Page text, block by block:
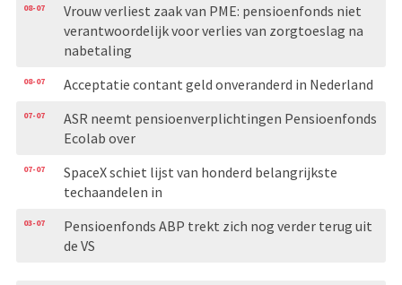
08-07
Vrouw verliest zaak van PME: pensioenfonds niet
verantwoordelijk voor verlies van zorgtoeslag na
nabetaling
08-07 Acceptatie contant geld onveranderd in Nederland
07-07
ASR neemt pensioenverplichtingen Pensioenfonds
Ecolab over
07-07
SpaceX schiet lijst van honderd belangrijkste
techaandelen in
03-07
Pensioenfonds ABP trekt zich nog verder terug uit
de VS